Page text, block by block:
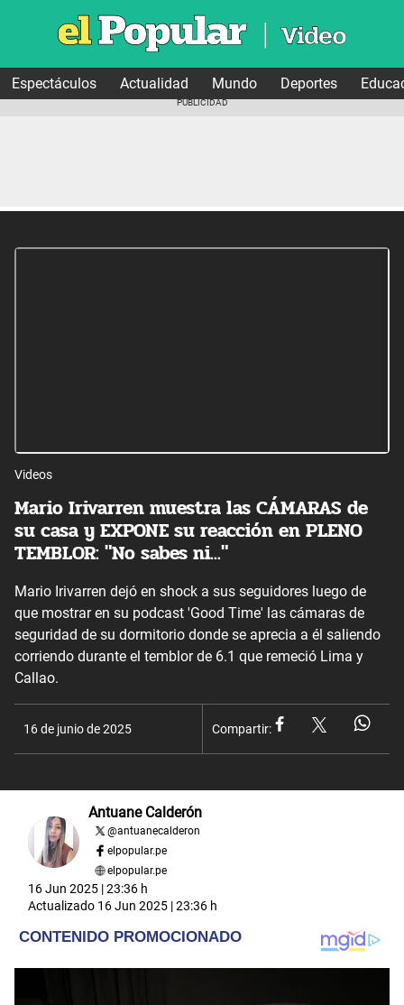
Espectáculos Actualidad Mundo Deportes
Videos
Mario Irivarren muestra las CÁMARAS de
su casa y EXPONE su reacción en PLENO
TEMBLOR: "No sabes ni..."
Mario Irivarren dejó en shock a sus seguidores luego de
que mostrar en su podcast 'Good Time' las cámaras de
seguridad de su dormitorio donde se aprecia a él saliendo
corriendo durante el temblor de 6.1 que remeció Lima y
Callao.
16 de junio de 2025 Compartir:
Antuane Calderón
@antuanecalderon
elpopular.pe
elpopular.pe
16 Jun 2025 | 23:36 h
Actualizado 16 Jun 2025 | 23:36 h